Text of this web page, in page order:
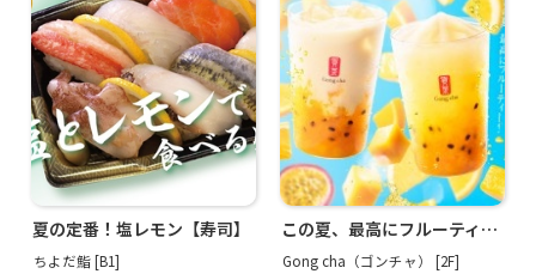
夏の定番！塩レモン【寿司】
ちよだ鮨 [B1]
この夏、最⾼にフルーティー！「Tropical Fruits」
Gong cha（ゴンチャ） [2F]